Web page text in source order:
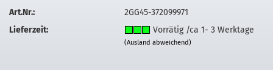
Art.Nr.:
2GG45-372099971
Lieferzeit:
Vorrätig /ca 1- 3 Werktage
(Ausland abweichend)